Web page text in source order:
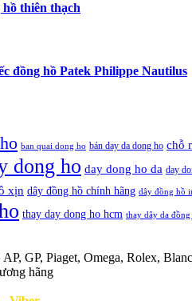
thiên thạch
đồng hồ Patek Philippe Nautilus
ban quai dong ho bán day da dong ho chỗ
dong ho day dong ho da day
xịn dây đồng hồ chính hãng dây đồng hồ
thay day dong ho hcm thay dây da
AP, GP, Piaget, Omega, Rolex,
hãng